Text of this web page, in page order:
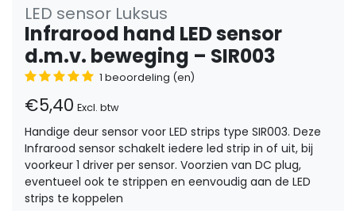
LED sensor Luksus
Infrarood hand LED sensor
d.m.v. beweging – SIR003
1 beoordeling (en)
€5,40 Excl. btw
Handige deur sensor voor LED strips type SIR003. Deze
Infrarood sensor schakelt iedere led strip in of uit, bij
voorkeur 1 driver per sensor. Voorzien van DC plug,
eventueel ook te strippen en eenvoudig aan de LED
strips te koppelen